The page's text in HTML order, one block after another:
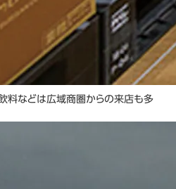
料などは広域商圏からの来店も多